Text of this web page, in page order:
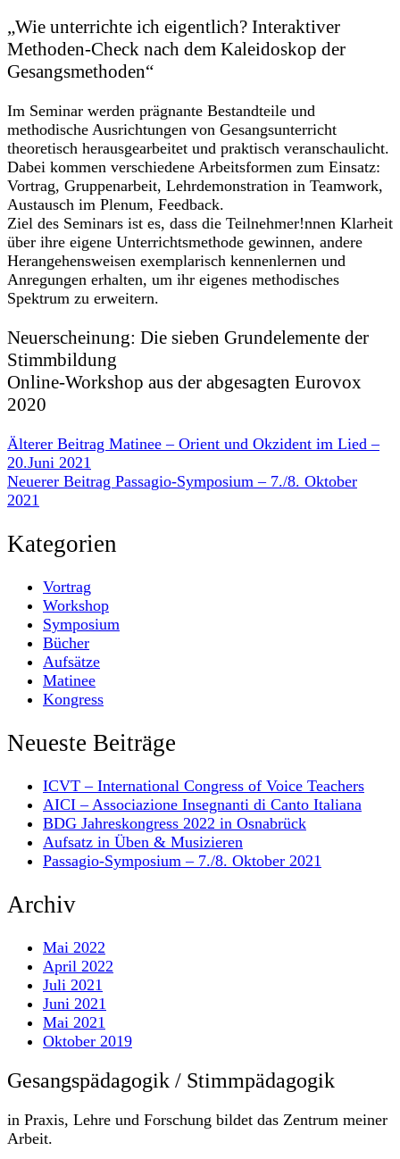
„Wie unterrichte ich eigentlich? Interaktiver
Methoden-Check nach dem Kaleidoskop der
Gesangsmethoden“
Im Seminar werden prägnante Bestandteile und
methodische Ausrichtungen von Gesangsunterricht
theoretisch herausgearbeitet und praktisch veranschaulicht.
Dabei kommen verschiedene Arbeitsformen zum Einsatz:
Vortrag, Gruppenarbeit, Lehrdemonstration in Teamwork,
Austausch im Plenum, Feedback.
Ziel des Seminars ist es, dass die Teilnehmer!nnen Klarheit
über ihre eigene Unterrichtsmethode gewinnen, andere
Herangehensweisen exemplarisch kennenlernen und
Anregungen erhalten, um ihr eigenes methodisches
Spektrum zu erweitern.
Neuerscheinung: Die sieben Grundelemente der
Stimmbildung
Online-Workshop aus der abgesagten Eurovox
2020
Älterer Beitrag Matinee – Orient und Okzident im Lied –
20.Juni 2021
Neuerer Beitrag Passagio-Symposium – 7./8. Oktober
2021
Kategorien
Vortrag
Workshop
Symposium
Bücher
Aufsätze
Matinee
Kongress
Neueste Beiträge
ICVT – International Congress of Voice Teachers
AICI – Associazione Insegnanti di Canto Italiana
BDG Jahreskongress 2022 in Osnabrück
Aufsatz in Üben & Musizieren
Passagio-Symposium – 7./8. Oktober 2021
Archiv
Mai 2022
April 2022
Juli 2021
Juni 2021
Mai 2021
Oktober 2019
Gesangspädagogik / Stimmpädagogik
in Praxis, Lehre und Forschung bildet das Zentrum meiner
Arbeit.